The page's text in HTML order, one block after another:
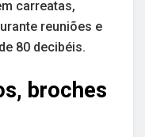
carreatas,
reuniões e
80 decibéis.
broches